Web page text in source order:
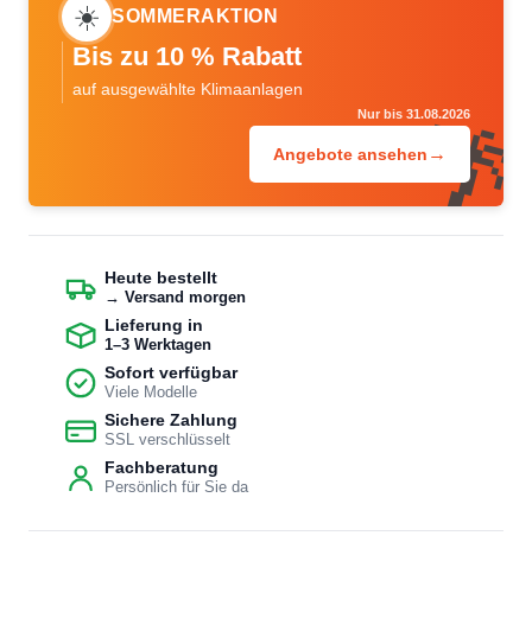
☀️ SOMMERAKTION
Bis zu 10 % Rabatt
auf ausgewählte Klimaanlagen
Nur bis 31.08.2026
Angebote ansehen →
🌴
Heute bestellt
→ Versand morgen
Lieferung in
1–3 Werktagen
Sofort verfügbar
Viele Modelle
Sichere Zahlung
SSL verschlüsselt
Fachberatung
Persönlich für Sie da